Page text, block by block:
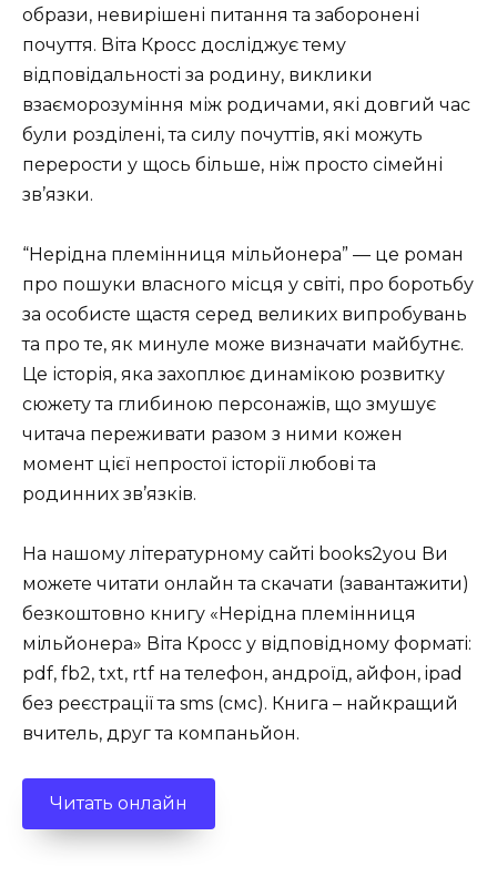
образи, невирішені питання та заборонені
почуття. Віта Кросс досліджує тему
відповідальності за родину, виклики
взаєморозуміння між родичами, які довгий час
були розділені, та силу почуттів, які можуть
перерости у щось більше, ніж просто сімейні
зв’язки.
“Нерідна племінниця мільйонера” — це роман
про пошуки власного місця у світі, про боротьбу
за особисте щастя серед великих випробувань
та про те, як минуле може визначати майбутнє.
Це історія, яка захоплює динамікою розвитку
сюжету та глибиною персонажів, що змушує
читача переживати разом з ними кожен
момент цієї непростої історії любові та
родинних зв’язків.
На нашому літературному сайті books2you Ви
можете читати онлайн та скачати (завантажити)
безкоштовно книгу «Нерідна племінниця
мільйонера» Віта Кросс у відповідному форматі:
pdf, fb2, txt, rtf на телефон, андроїд, айфон, ipad
без реєстрації та sms (смс). Книга – найкращий
вчитель, друг та компаньйон.
Читать онлайн